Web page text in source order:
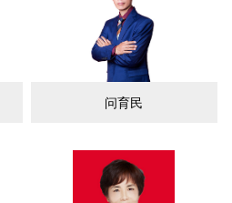
问育民